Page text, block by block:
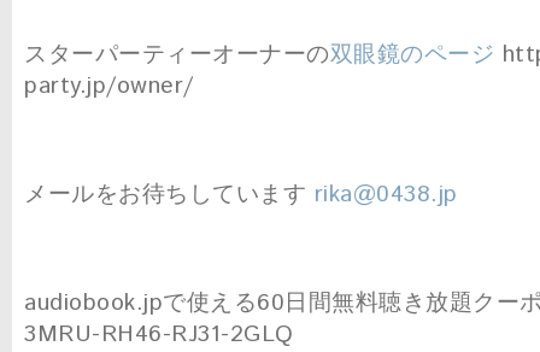
スターパーティーオーナーの双眼鏡のページ
party.jp/owner/
メールをお待ちしています rika@0438.jp
audiobook.jpで使える60日間無料聴き放題クー
3MRU-RH46-RJ31-2GLQ